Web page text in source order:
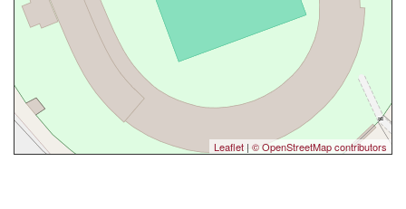
Leaflet | © OpenStreetMap contributors